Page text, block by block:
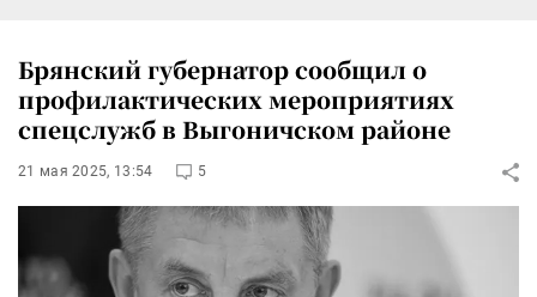
Брянский губернатор сообщил о
профилактических мероприятиях
спецслужб в Выгоничском районе
21 мая 2025, 13:54 5